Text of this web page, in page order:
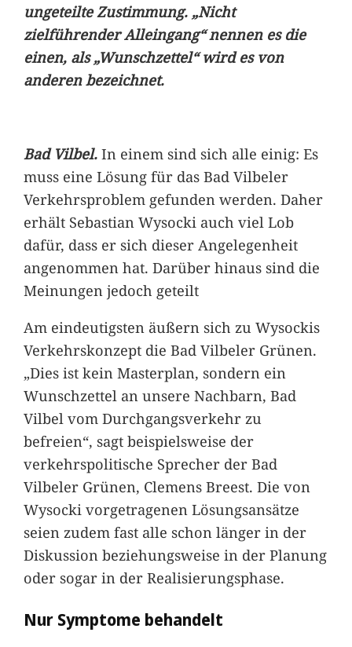
ungeteilte Zustimmung. „Nicht
zielführender Alleingang“ nennen es die
einen, als „Wunschzettel“ wird es von
anderen bezeichnet.
Bad Vilbel. In einem sind sich alle einig: Es
muss eine Lösung für das Bad Vilbeler
Verkehrsproblem gefunden werden. Daher
erhält Sebastian Wysocki auch viel Lob
dafür, dass er sich dieser Angelegenheit
angenommen hat. Darüber hinaus sind die
Meinungen jedoch geteilt
Am eindeutigsten äußern sich zu Wysockis
Verkehrskonzept die Bad Vilbeler Grünen.
„Dies ist kein Masterplan, sondern ein
Wunschzettel an unsere Nachbarn, Bad
Vilbel vom Durchgangsverkehr zu
befreien“, sagt beispielsweise der
verkehrspolitische Sprecher der Bad
Vilbeler Grünen, Clemens Breest. Die von
Wysocki vorgetragenen Lösungsansätze
seien zudem fast alle schon länger in der
Diskussion beziehungsweise in der Planung
oder sogar in der Realisierungsphase.
Nur Symptome behandelt